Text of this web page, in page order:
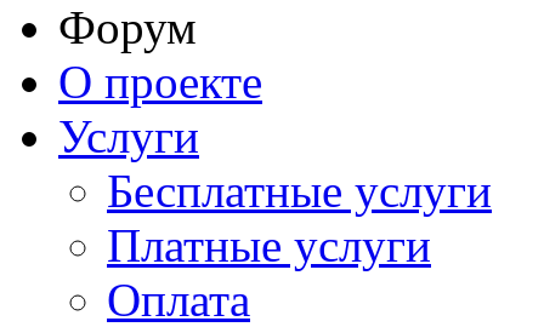
Форум
О проекте
Услуги
Бесплатные услуги
Платные услуги
Оплата